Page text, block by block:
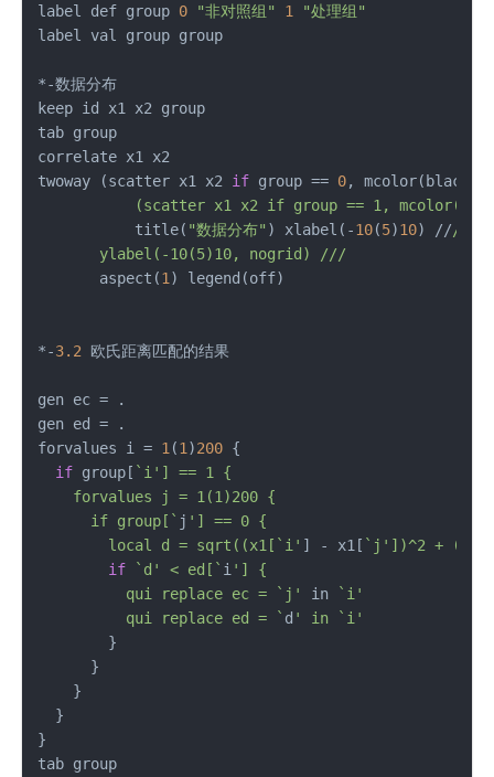
label def group 0 "非对照组" 1
"处理组"
label val group group
*-数据分布
keep id x1 x2 group
tab group
correlate x1 x2
twoway (scatter x1 x2 if group == 0
	   title(
"数据分布" ) xlabel(-10(5)10) ///
       ylabel(-10(5)10, nogrid) /
//
       aspect(
1 ) legend(off)
*-3.2 欧氏距离匹配的结果
gen ec = .
gen ed = .
forvalues i = 1 (1 )200 {
if group[ `i'] == 1 {
    forvalues j = 1(1)200 {
      if group[`
j '] == 0 {
        local d = sqrt((x1[`i'
] - x1[ `j'])^2 +
if
`d' < ed[` i '] {
          qui replace ec = `j'
in
`i'
          qui replace ed = `
d ' in `i'
        }
      }
    }
  }
}
tab group